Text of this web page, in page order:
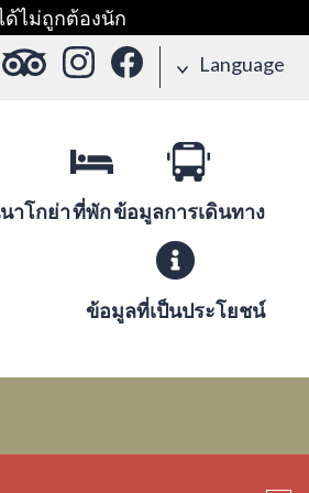
ด้ไม่ถูกต้องนัก
Language
าโกย่าที่พักข้อมูลการเดินทาง
ข้อมูลที่เป็นประโยชน์